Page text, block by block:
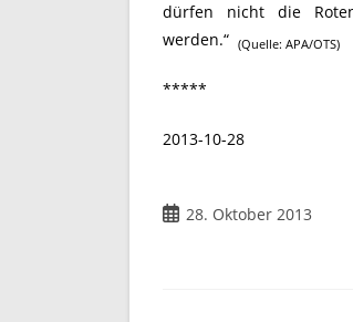
dürfen nicht die
werden.“ (Quelle: APA/OTS)
*****
2013-10-28
Beitrag
28. Oktober 2013